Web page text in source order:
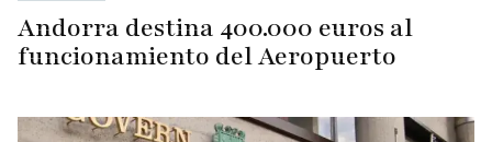
Andorra destina 400.000 euros al
funcionamiento del Aeropuerto